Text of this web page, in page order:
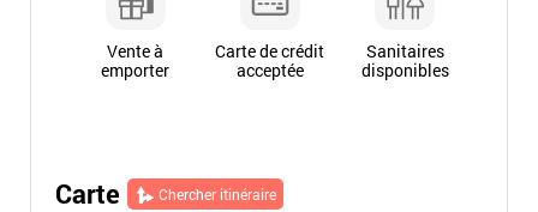
Vente à
emporter
Carte de crédit
acceptée
Sanitaires
disponibles
Carte Chercher itinéraire